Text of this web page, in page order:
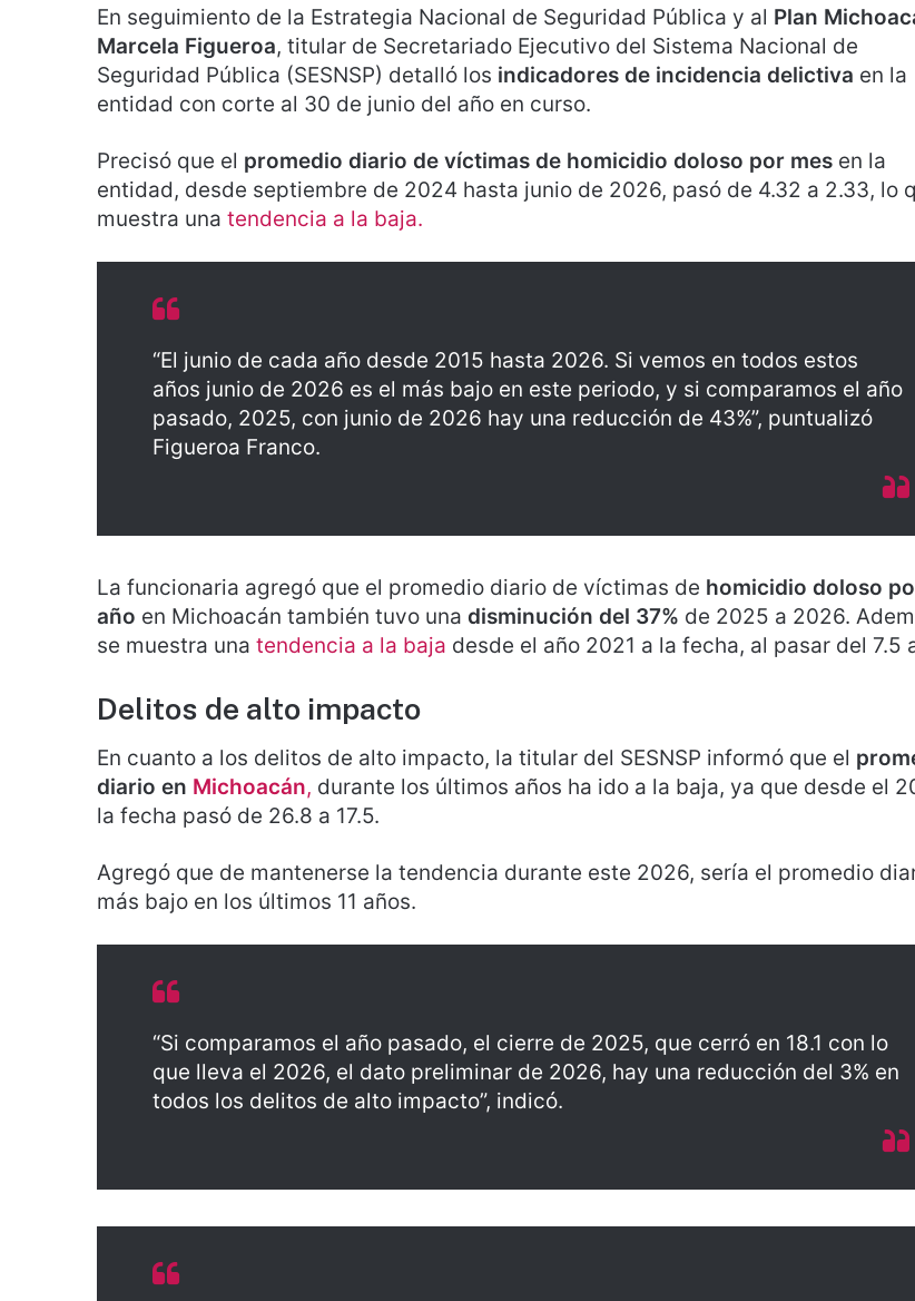
En seguimiento de la Estrategia Nacional de Seguridad Pública y al Plan
Marcela Figueroa, titular de Secretariado Ejecutivo del Sistema Nacional de
Seguridad Pública (SESNSP) detalló los indicadores de incidencia delictiva en la
entidad con corte al 30 de junio del año en curso.
Precisó que el promedio diario de víctimas de homicidio doloso por mes en la
entidad, desde septiembre de 2024 hasta junio de 2026, pasó de 4.32 a 2.33, lo
muestra una tendencia a la baja.
“El junio de cada año desde 2015 hasta 2026. Si vemos en todos estos
años junio de 2026 es el más bajo en este periodo, y si comparamos el año
pasado, 2025, con junio de 2026 hay una reducción de 43%”, puntualizó
Figueroa Franco.
La funcionaria agregó que el promedio diario de víctimas de homicidio doloso
año en Michoacán también tuvo una disminución del 37% de 2025 a 2026.
se muestra una tendencia a la baja desde el año 2021 a la fecha, al pasar del 7.5
Delitos de alto impacto
En cuanto a los delitos de alto impacto, la titular del SESNSP informó que el
diario en Michoacán, durante los últimos años ha ido a la baja, ya que desde el
la fecha pasó de 26.8 a 17.5.
Agregó que de mantenerse la tendencia durante este 2026, sería el promedio
más bajo en los últimos 11 años.
“Si comparamos el año pasado, el cierre de 2025, que cerró en 18.1 con lo
que lleva el 2026, el dato preliminar de 2026, hay una reducción del 3% en
todos los delitos de alto impacto”, indicó.